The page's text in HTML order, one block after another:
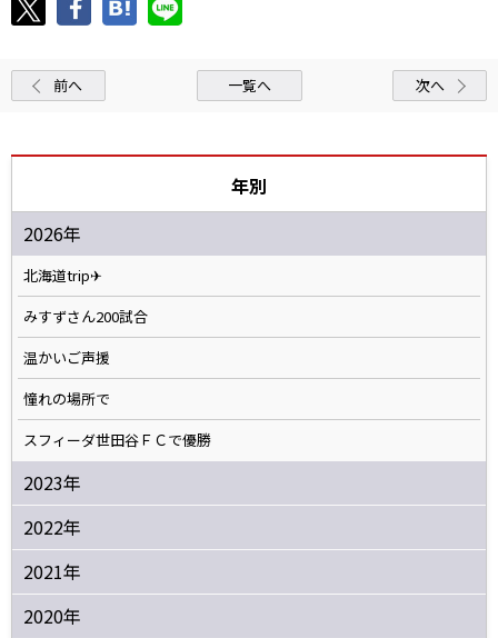
前へ 一覧へ 次へ
年別
2026年
北海道trip✈
みすずさん200試合
温かいご声援
憧れの場所で
スフィーダ世田谷ＦＣで優勝
2023年
2022年
2021年
2020年